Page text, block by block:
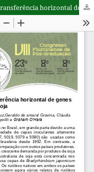
Estudo da mobilidade simbiótica e transferência horizontal de genes em rizóbios de soja